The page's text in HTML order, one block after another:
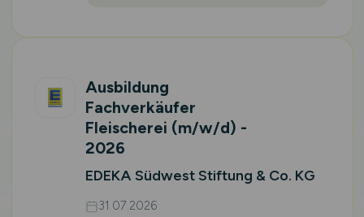
Ausbildung
Fachverkäufer
Fleischerei (m/w/d) -
2026
EDEKA Südwest Stiftung & Co. KG
31.07.2026